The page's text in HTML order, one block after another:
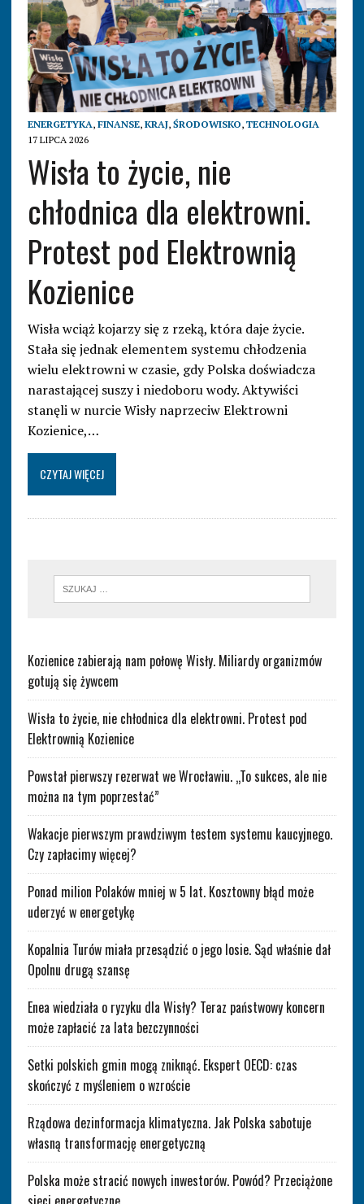
ENERGETYKA, FINANSE, KRAJ, ŚRODOWISKO, TECHNOLOGIA
17 LIPCA 2026
Wisła to życie, nie
chłodnica dla elektrowni.
Protest pod Elektrownią
Kozienice
Wisła wciąż kojarzy się z rzeką, która daje życie.
Stała się jednak elementem systemu chłodzenia
wielu elektrowni w czasie, gdy Polska doświadcza
narastającej suszy i niedoboru wody. Aktywiści
stanęli w nurcie Wisły naprzeciw Elektrowni
Kozienice,…
CZYTAJ WIĘCEJ
Kozienice zabierają nam połowę Wisły. Miliardy organizmów
gotują się żywcem
Wisła to życie, nie chłodnica dla elektrowni. Protest pod
Elektrownią Kozienice
Powstał pierwszy rezerwat we Wrocławiu. „To sukces, ale nie
można na tym poprzestać”
Wakacje pierwszym prawdziwym testem systemu kaucyjnego.
Czy zapłacimy więcej?
Ponad milion Polaków mniej w 5 lat. Kosztowny błąd może
uderzyć w energetykę
Kopalnia Turów miała przesądzić o jego losie. Sąd właśnie dał
Opolnu drugą szansę
Enea wiedziała o ryzyku dla Wisły? Teraz państwowy koncern
może zapłacić za lata bezczynności
Setki polskich gmin mogą zniknąć. Ekspert OECD: czas
skończyć z myśleniem o wzroście
Rządowa dezinformacja klimatyczna. Jak Polska sabotuje
własną transformację energetyczną
Polska może stracić nowych inwestorów. Powód? Przeciążone